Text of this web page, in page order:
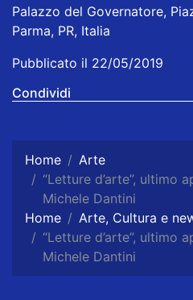
Palazzo del Governatore,
Parma, PR, Italia
Pubblicato il 22/05/2019
Condividi
Home
Arte
“Letture d’arte”, ultimo
Michele Dantini
Home
Arte, Cultura e
“Letture d’arte”, ultimo
Michele Dantini